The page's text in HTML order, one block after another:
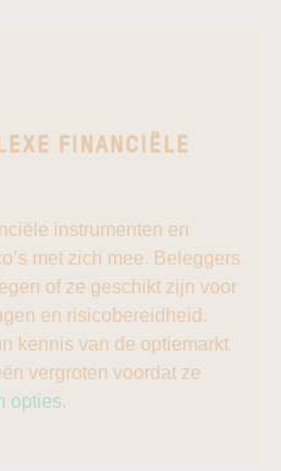
FINANCIËLE
instrumenten en
met zich mee. Beleggers
of ze geschikt zijn voor
en risicobereidheid.
kennis van de optiemarkt
vergroten voordat ze
opties.